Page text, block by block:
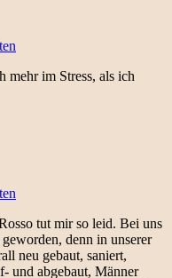
mehr im Stress, als ich
tut mir so leid. Bei uns
denn in unserer
neu gebaut, saniert,
und abgebaut, Männer